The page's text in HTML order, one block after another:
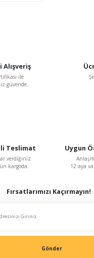
Alışveriş
ile
güvende.
Teslimat
verdiğiniz
kargoda.
Uygun
12 aya
Fırsatlarımızı Kaçırmayın!
Gönder